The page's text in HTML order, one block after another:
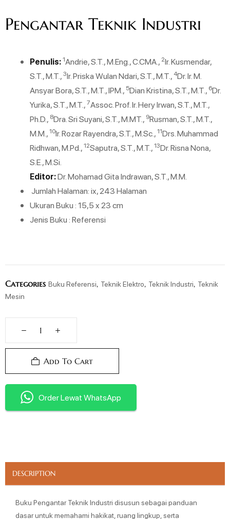
Pengantar Teknik Industri
Penulis:1Andrie, S.T., M.Eng., C.CMA., 2⁠Ir. Kusmendar,
S.T., M.T.,3⁠Ir. Priska Wulan Ndari, S.T., M.T., 4⁠Dr. Ir. M.
Ansyar Bora, S.T., M.T., IPM., 5⁠Dian Kristina, S.T., M.T., 6Dr.
Yurika, S.T., M.T.,7⁠Assoc. Prof. Ir. Hery Irwan, S.T., M.T.,
Ph.D., 8⁠Dra. Sri Suyani, S.T., M.MT., 9⁠Rusman, S.T., M.T.,
M.M.,10⁠Ir. Rozar Rayendra, S.T., M.Sc.,11⁠Drs. Muhammad
Ridhwan, M.Pd.,12Saputra, S.T., M.T.,13Dr. Risna Nona,
S.E., M.Si.
Editor:Dr. Mohamad Gita Indrawan, S.T., M.M.
Jumlah Halaman: ix, 243 Halaman
Ukuran Buku : 15,5 x 23 cm
Jenis Buku : Referensi
Categories Buku Referensi, Teknik Elektro, Teknik Industri, Teknik
Mesin
Add To Cart
Order Lewat WhatsApp
DESCRIPTION
Buku Pengantar Teknik Industri disusun sebagai panduan
dasar untuk memahami hakikat, ruang lingkup, serta